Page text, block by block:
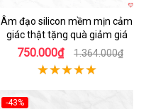
Âm đạo silicon mềm mịn cảm
giác thật tặng quà giảm giá
750.000₫ 1.364.000₫
-43%